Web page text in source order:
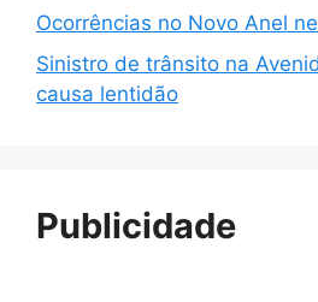
Ocorrências no Novo Anel
Sinistro de trânsito na
causa lentidão
Publicidade